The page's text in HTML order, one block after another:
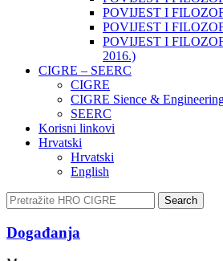
POVIJEST I
POVIJEST I
POVIJEST I
2016.)
CIGRE – SEERC
CIGRE
CIGRE Sience &
SEERC
Korisni linkovi
Hrvatski
Hrvatski
English
Search
Događanja​